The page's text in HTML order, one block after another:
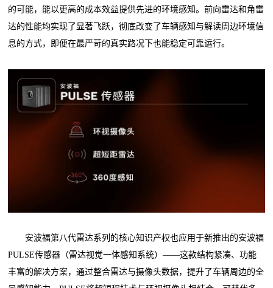
的可能，能以更高的成本效益提供先进的环境感知。前向雷达和角雷
达的性能均实现了显著飞跃，彻底改变了车辆感知与解读周边环境信
息的方式，即便在最严苛的真实路况下也能稳定可靠运行。
安波福第八代雷达系列的核心知识产权也应用于新推出的安波福
PULSE传感器（雷达视觉一体感知系统）——这款结构紧凑、功能
丰富的解决方案，通过整合雷达与摄像头数据，提升了车辆周边的全